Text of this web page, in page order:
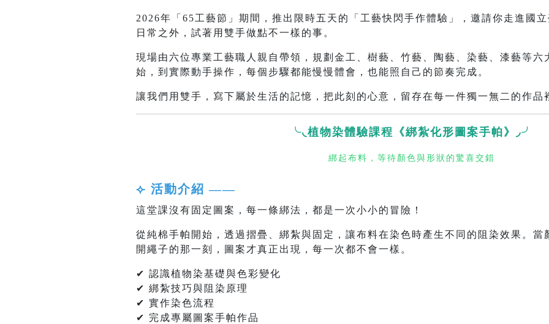
2026年「65工藝節」期間，推出限時五天的「工藝快閃手作體驗」，邀請你走進國
日常之外，試著用雙手做點不一樣的事。
現場由六位專業工藝職人親自帶領，規劃金工、樹藝、竹藝、陶藝、染藝、漆藝等六
始，到實際動手操作，每個步驟都能慢慢體會，也能照自己的節奏完成。
讓我們用雙手，寫下屬於生活的記憶，把此刻的心意，留存在每一件獨一無二的作品
╰◟植物染體驗課程《綁紮化形圖案手帕》◞╯
綁起布料，等待顏色與形狀的驚喜交錯
⟣ 活動介紹 ——
這堂課沒有固定圖案，每一條綁法，都是一次小小的冒險！
從純棉手帕開始，透過摺疊、綁紮與固定，讓布料在染色時產生不同的阻染效果。
開繩子的那一刻，圖案才真正出現，每一次都不會一樣。
✔ 認識植物染基礎與色彩變化
✔ 綁紮技巧與阻染原理
✔ 實作染色流程
✔ 完成專屬圖案手帕作品